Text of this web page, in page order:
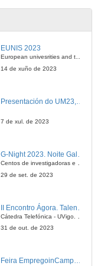
Tendencia na construcción de sistemas agroalimentarias sustentables e innovadoras en Andalucía
21 de xuño de 2012
21 de xuño de 2012
21 de xuño de 2012
EUNIS 2023
European univesrities and the digital transformation: challenges and opportunities ahead
14 de xuño de 2023
7 de xul. de 2023
G-Night 2023. Noite Galega das Persoas Investigadoras. Conciencias creativas
Centos de investigadoras e investigadores, decenas de actividades e sete cidades
29 de set. de 2023
Cátedra Telefónica - UVigo. Espazos de innovación
31 de out. de 2023
Feira EmpregoinCampus Vigo 2024